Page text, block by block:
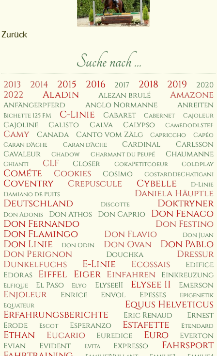
Zurück
Suche nach ...
2013 2014 2015 2016 2017 2018 2019 2020
2022 Aladin Alezan brulé Amazone
Anfängerpferd Anglo Normanne Anreiten
Bichette 125 FM C-Linie Cabaret Cabernet Cajoleur
Cajoline Calisto Calva Calypso CamedodlSteF
Camy Canada Canto vom Zälg Capriccho
Capéo
Caran d'Ache
Caran d'Ache Cardinal
Carlsson
Cavaleur
Chadow Charmant du Peupé Chaumanne
Chianti CLF Closer CokaPetitcoeur Coldplay
Cométe Cookies Cosimo CostardDeChatigani
Coventry Crepuscule Cybelle
D-Linie
Damiano de Puits
Daniela Häuptle
Deutschland Discotte Doktryner
Don Adonis Don Athos Don Caprio
Don Fenaco
Don Fernando
Don Festino
Don Flamingo Don Flavio Don Juan
Don Linie Don Odin Don Ovan Don Pablo
Don Perignon Douchka
Dressur
Dunkelfuchs
E-Linie Ecossais
Edifice
Edoras
Eiffel Eiger Einfahren Einkreuzung
Elfique El Paso Elyo ElyseeII Elysee II Emerson
Enjoleur Enrice Envol Epesses
Epigenetik
Equateur
Equus Helveticus
Erfahrungsberichte
Eric Renaud
Ernest
Erode
Escot Esperanzo Estafette Etendard
Ethan Eucario Euredice Euro
Everton
Evian
Evident Evita Expresso
Fahrsport